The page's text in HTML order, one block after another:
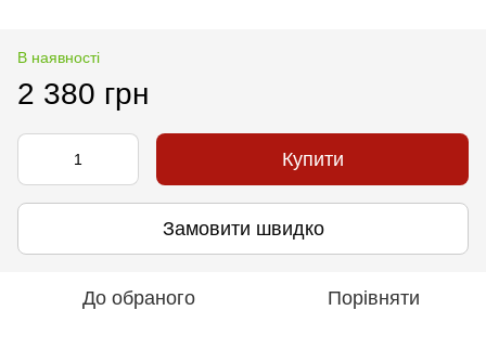
В наявності
2 380 грн
Купити
Замовити швидко
До обраного Порівняти